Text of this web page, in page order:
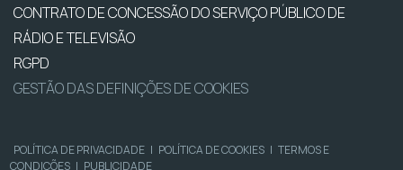
CONTRATO DE CONCESSÃO DO SERVIÇO PÚBLICO DE
RÁDIO E TELEVISÃO
RGPD
GESTÃO DAS DEFINIÇÕES DE COOKIES
POLÍTICA DE PRIVACIDADE | POLÍTICA DE COOKIES | TERMOS E
CONDIÇÕES | PUBLICIDADE